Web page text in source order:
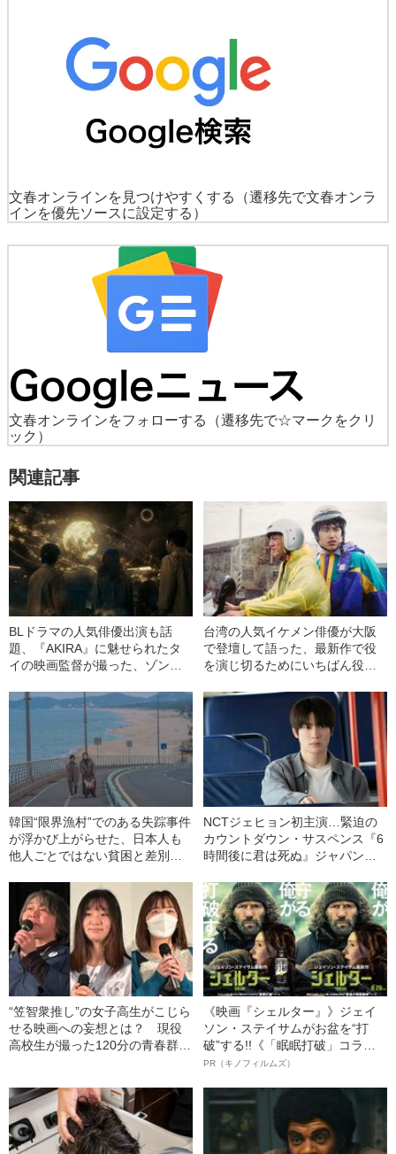
文春オンラインを見つけやすくする
（遷移先で文春オンラ
インを優先ソースに設定する）
文春オンラインをフォローする
（遷移先で☆マークをクリ
ック）
関連記事
BLドラマの人気俳優出演も話
題、『AKIRA』に魅せられたタ
イの映画監督が撮った、ゾンビ
作『タクリー・ジェネシス』登
場！《大阪アジアン映画祭レポ
台湾の人気イケメン俳優が大阪
で登壇して語った、最新作で役
を演じ切るためにいちばん役に
ン映画祭レポート》
韓国“限界漁村”でのある失踪事件
が浮かび上がらせた、日本人も
他人ごとではない貧困と差別の
は』《大阪アジアン映画祭レポ
ート》
NCTジェヒョン初主演…緊迫の
カウントダウン・サスペンス『6
時間後に君は死ぬ』ジャパン・
は
“笠智衆推し”の女子高生がこじら
せる映画への妄想とは？ 現役
高校生が撮った120分の青春群像
《映画『シェルター』》ジェイ
ソン・ステイサムがお盆を“打
破”する!!《「眠眠打破」コラ
ボ》
PR（キノフィルムズ）